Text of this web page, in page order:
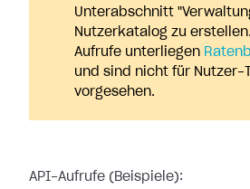
Unterabschnitt
Nutzerkatalog zu
Aufrufe unterliegen
und sind nicht für Nutzer-
vorgesehen.
API-Aufrufe (Beispiele):